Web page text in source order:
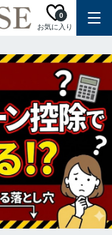
お気に入り
0